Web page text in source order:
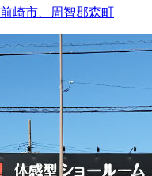
崎市、周智郡森町